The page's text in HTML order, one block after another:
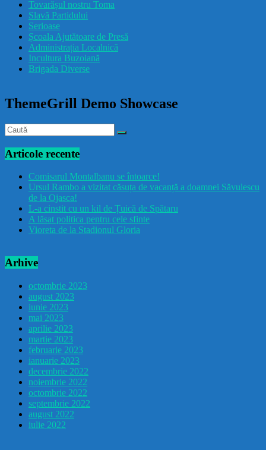
drăcușorulbuzoian
Tovarășul nostru Toma
Slavă Partidului
Serioase
Școala Ajutătoare de Presă
Administrația Localnică
Incultura Buzoiană
Brigada Diverse
ThemeGrill Demo Showcase
Articole recente
Comisarul Montalbanu se întoarce!
Ursul Rambo a vizitat căsuța de vacanță a doamnei Săvulescu
de la Ojasca!
L-a cinstit cu un kil de Țuică de Spătaru
A lăsat politica pentru cele sfinte
Vioreta de la Stadionul Gloria
Arhive
octombrie 2023
august 2023
iunie 2023
mai 2023
aprilie 2023
martie 2023
februarie 2023
ianuarie 2023
decembrie 2022
noiembrie 2022
octombrie 2022
septembrie 2022
august 2022
iulie 2022